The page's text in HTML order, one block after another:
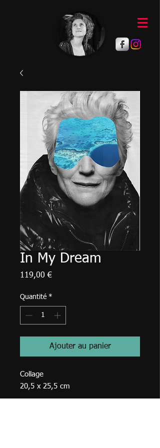
In My Dream
119,00 €Prix
Quantité *
Ajouter au panier
Collage
20,5 x 25,5 cm